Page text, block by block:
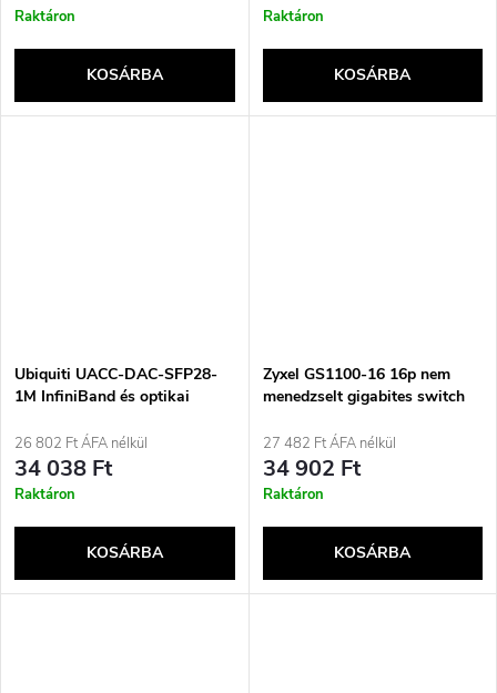
Raktáron
KOSÁRBA
Raktáron
KOSÁRBA
Ubiquiti UACC-DAC-SFP28-
1M InfiniBand és optikai
26 802 Ft ÁFA nélkül
34 038 Ft
Raktáron
KOSÁRBA
Zyxel GS1100-16 16p nem
menedzselt gigabites switch
27 482 Ft ÁFA nélkül
34 902 Ft
Raktáron
KOSÁRBA